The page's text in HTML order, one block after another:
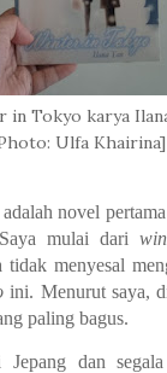
in Tokyo karya
Ulfa Khairina]
adalah novel
mulai dari
tidak menyesal
ini. Menurut saya,
paling bagus.
Jepang dan